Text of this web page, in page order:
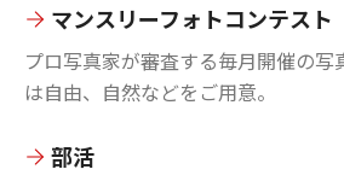
マンスリーフォトコンテスト
プロ写真家が審査する毎月開催の写
は自由、自然などをご用意。
部活